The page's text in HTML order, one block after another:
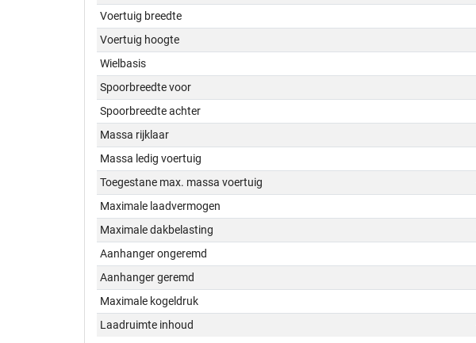
Voertuig breedte
Voertuig hoogte
Wielbasis
Spoorbreedte voor
Spoorbreedte achter
Massa rijklaar
Massa ledig voertuig
Toegestane max. massa voertuig
Maximale laadvermogen
Maximale dakbelasting
Aanhanger ongeremd
Aanhanger geremd
Maximale kogeldruk
Laadruimte inhoud